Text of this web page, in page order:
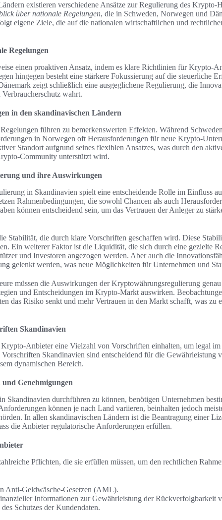
existieren verschiedene Ansätze zur Regulierung des Krypto-
über nationale Regelungen, die in Schweden, Norwegen und
eigene Ziele, die auf die nationalen wirtschaftlichen und
Regelungen
einen proaktiven Ansatz, indem es klare Richtlinien für Krypto-
hingegen besteht eine stärkere Fokussierung auf die steuerliche
zeigt schließlich eine ausgeglichene Regulierung, die
wahrt.
in den skandinavischen Ländern
führen zu bemerkenswerten Effekten. Während
in Norwegen oft Herausforderungen für neue Krypto-
Standort aufgrund seines flexiblen Ansatzes, was durch den
Community unterstützt wird.
und ihre Auswirkungen
in Skandinavien spielt eine entscheidende Rolle im Einfluss
Rahmenbedingungen, die sowohl Chancen als auch
können entscheidend sein, um das Vertrauen der Anleger zu
Stabilität, die durch klare Vorschriften geschaffen wird. Diese
Ein weiterer Faktor ist die Liquidität, die sich durch eine gezielte
und Investoren angezogen werden. Aber auch die
gelenkt werden, was neue Möglichkeiten für Unternehmen und
müssen die Auswirkungen der Kryptowährungsregulierung
und Entscheidungen im Krypto-Markt auswirken.
das Risiko senkt und mehr Vertrauen in den Markt schafft, was zu
Skandinavien
Anbieter eine Vielzahl von Vorschriften einhalten, um legal
Skandinavien sind entscheidend für die Gewährleistung
dynamischen Bereich.
Genehmigungen
Skandinavien durchführen zu können, benötigen Unternehmen
können je nach Land variieren, beinhalten jedoch
In allen skandinavischen Ländern ist die Beantragung einer
die Anbieter regulatorische Anforderungen erfüllen.
Pflichten, die sie erfüllen müssen, um den rechtlichen
Anti-Geldwäsche-Gesetzen (AML).
Informationen zur Gewährleistung der Rückverfolgbarkeit
Schutzes der Kundendaten.